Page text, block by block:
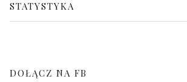
STATYSTYKA
DOŁĄCZ NA FB